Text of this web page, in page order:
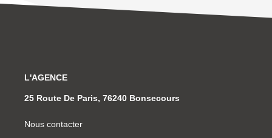
L'AGENCE
25 Route De Paris, 76240 Bonsecours
Nous contacter